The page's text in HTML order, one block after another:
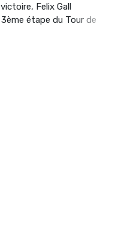
Felix Gall
étape du Tour de